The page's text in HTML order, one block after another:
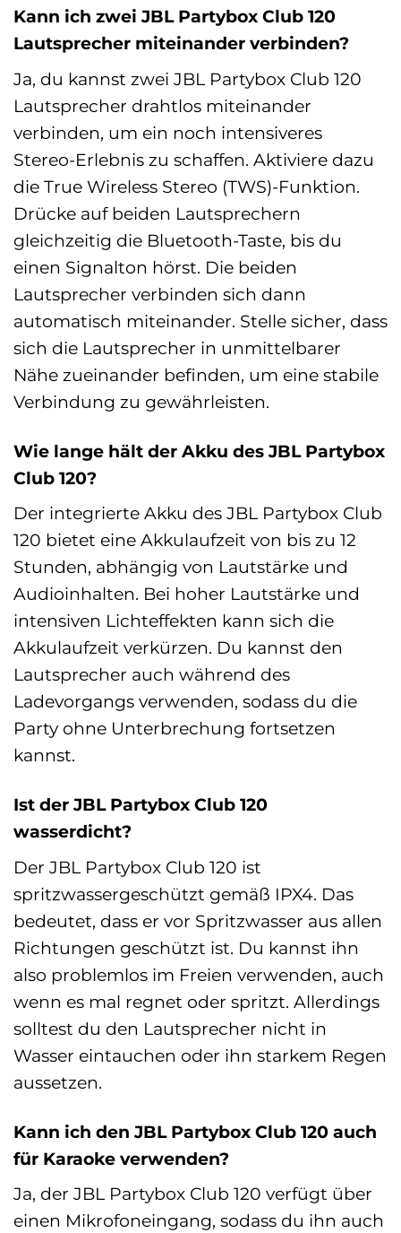
Kann ich zwei JBL Partybox Club 120
Lautsprecher miteinander verbinden?
Ja, du kannst zwei JBL Partybox Club 120
Lautsprecher drahtlos miteinander
verbinden, um ein noch intensiveres
Stereo-Erlebnis zu schaffen. Aktiviere dazu
die True Wireless Stereo (TWS)-Funktion.
Drücke auf beiden Lautsprechern
gleichzeitig die Bluetooth-Taste, bis du
einen Signalton hörst. Die beiden
Lautsprecher verbinden sich dann
automatisch miteinander. Stelle sicher, dass
sich die Lautsprecher in unmittelbarer
Nähe zueinander befinden, um eine stabile
Verbindung zu gewährleisten.
Wie lange hält der Akku des JBL Partybox
Club 120?
Der integrierte Akku des JBL Partybox Club
120 bietet eine Akkulaufzeit von bis zu 12
Stunden, abhängig von Lautstärke und
Audioinhalten. Bei hoher Lautstärke und
intensiven Lichteffekten kann sich die
Akkulaufzeit verkürzen. Du kannst den
Lautsprecher auch während des
Ladevorgangs verwenden, sodass du die
Party ohne Unterbrechung fortsetzen
kannst.
Ist der JBL Partybox Club 120
wasserdicht?
Der JBL Partybox Club 120 ist
spritzwassergeschützt gemäß IPX4. Das
bedeutet, dass er vor Spritzwasser aus allen
Richtungen geschützt ist. Du kannst ihn
also problemlos im Freien verwenden, auch
wenn es mal regnet oder spritzt. Allerdings
solltest du den Lautsprecher nicht in
Wasser eintauchen oder ihn starkem Regen
aussetzen.
Kann ich den JBL Partybox Club 120 auch
für Karaoke verwenden?
Ja, der JBL Partybox Club 120 verfügt über
einen Mikrofoneingang, sodass du ihn auch